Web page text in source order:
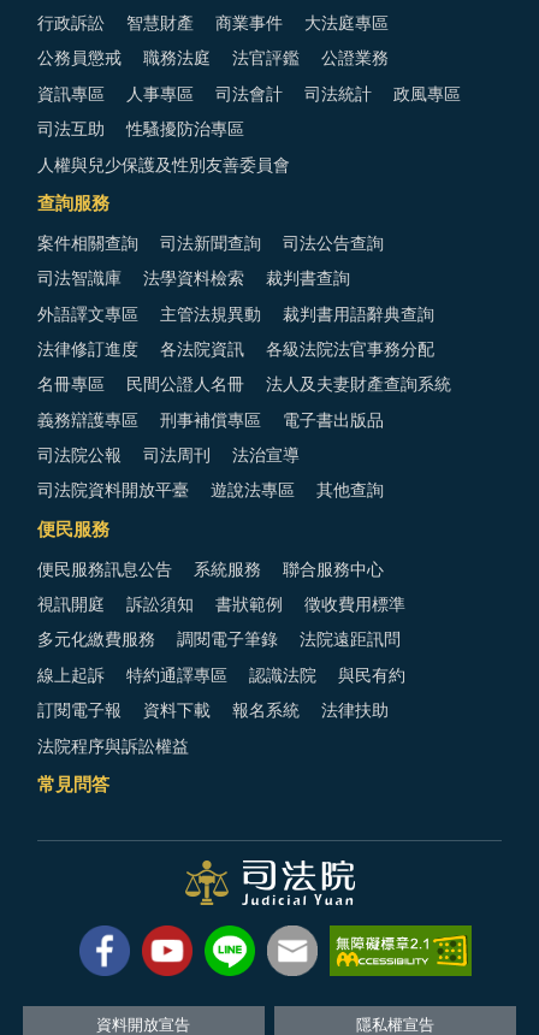
行政訴訟 智慧財產 商業事件 大法庭專區
公務員懲戒 職務法庭 法官評鑑 公證業務
資訊專區 人事專區 司法會計 司法統計 政風專區
司法互助 性騷擾防治專區
人權與兒少保護及性別友善委員會
查詢服務
案件相關查詢 司法新聞查詢 司法公告查詢
司法智識庫 法學資料檢索 裁判書查詢
外語譯文專區 主管法規異動 裁判書用語辭典查詢
法律修訂進度 各法院資訊 各級法院法官事務分配
名冊專區 民間公證人名冊 法人及夫妻財產查詢系統
義務辯護專區 刑事補償專區 電子書出版品
司法院公報 司法周刊 法治宣導
司法院資料開放平臺 遊說法專區 其他查詢
便民服務
便民服務訊息公告 系統服務 聯合服務中心
視訊開庭 訴訟須知 書狀範例 徵收費用標準
多元化繳費服務 調閱電子筆錄 法院遠距訊問
線上起訴 特約通譯專區 認識法院 與民有約
訂閱電子報 資料下載 報名系統 法律扶助
法院程序與訴訟權益
常見問答
資料開放宣告 隱私權宣告